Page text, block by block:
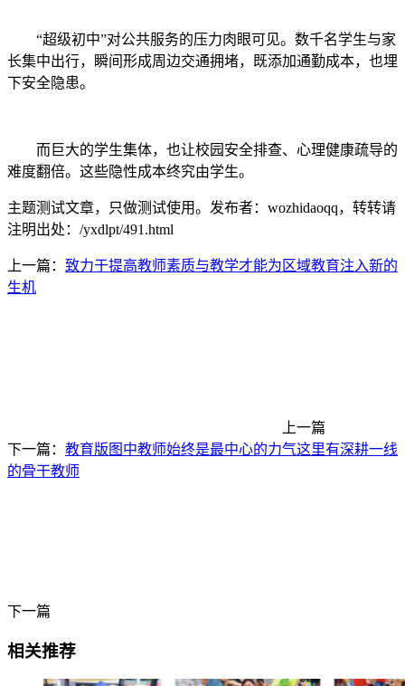
“超级初中”对公共服务的压力肉眼可见。数千名学生与家
长集中出行，瞬间形成周边交通拥堵，既添加通勤成本，也埋
下安全隐患。
而巨大的学生集体，也让校园安全排查、心理健康疏导的
难度翻倍。这些隐性成本终究由学生。
主题测试文章，只做测试使用。发布者：wozhidaoqq，转转请
注明出处： /yxdlpt/491.html
上一篇： 致力于提高教师素质与教学才能为区域教育注入新的
生机
上一篇
下一篇： 教育版图中教师始终是最中心的力气这里有深耕一线
的骨干教师
下一篇
相关推荐